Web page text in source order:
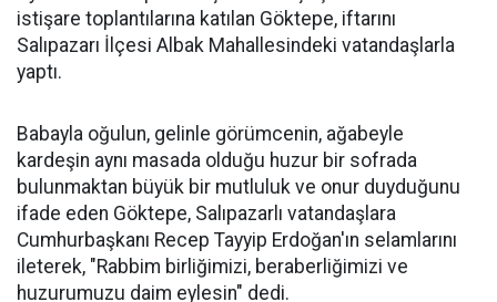
istişare toplantılarına katılan Göktepe, iftarını
Salıpazarı İlçesi Albak Mahallesindeki vatandaşlarla
yaptı.
Babayla oğulun, gelinle görümcenin, ağabeyle
kardeşin aynı masada olduğu huzur bir sofrada
bulunmaktan büyük bir mutluluk ve onur duyduğunu
ifade eden Göktepe, Salıpazarlı vatandaşlara
Cumhurbaşkanı Recep Tayyip Erdoğan'ın selamlarını
ileterek, "Rabbim birliğimizi, beraberliğimizi ve
huzurumuzu daim eylesin" dedi.